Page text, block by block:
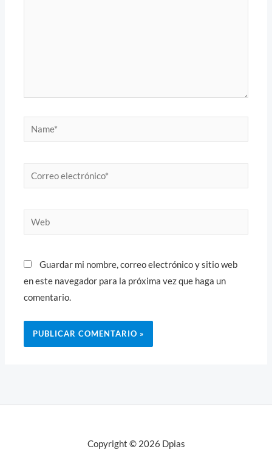
Name*
Correo
electrónico*
Web
Guardar mi nombre, correo electrónico y sitio web
en este navegador para la próxima vez que haga un
comentario.
Copyright © 2026 Dpias